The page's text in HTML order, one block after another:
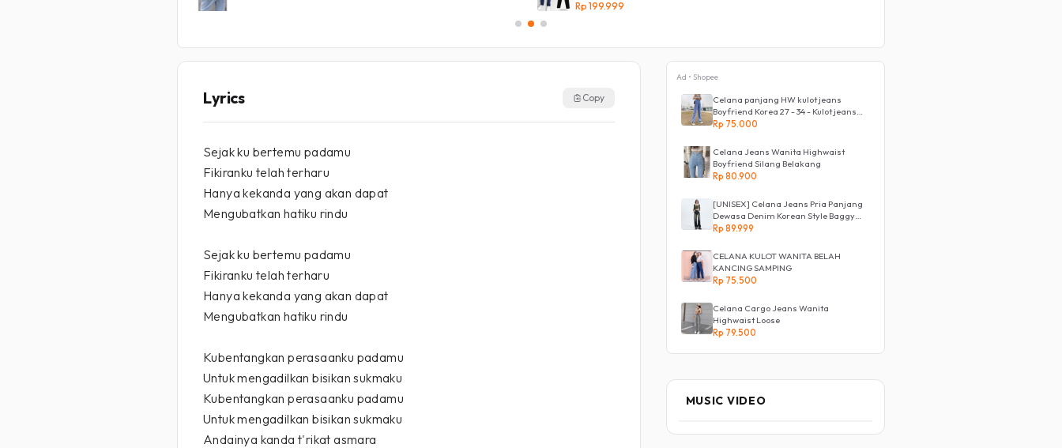
Rp 199.999
Lyrics Copy
Sejak ku bertemu padamu
Fikiranku telah terharu
Hanya kekanda yang akan dapat
Mengubatkan hatiku rindu
Sejak ku bertemu padamu
Fikiranku telah terharu
Hanya kekanda yang akan dapat
Mengubatkan hatiku rindu
Kubentangkan perasaanku padamu
Untuk mengadilkan bisikan sukmaku
Kubentangkan perasaanku padamu
Untuk mengadilkan bisikan sukmaku
Andainya kanda t'rikat asmara
Ad • Shopee
Celana panjang HW kulot jeans
Boyfriend Korea 27 - 34 - Kulot jeans
LOVE
Rp 75.000
Celana Jeans Wanita Highwaist
Boyfriend Silang Belakang
Rp 80.900
[UNISEX] Celana Jeans Pria Panjang
Dewasa Denim Korean Style Baggy
Pants Jeans HighWaist Murah
Rp 89.999
CELANA KULOT WANITA BELAH
KANCING SAMPING
Rp 75.500
Celana Cargo Jeans Wanita
Highwaist Loose
Rp 79.500
MUSIC VIDEO